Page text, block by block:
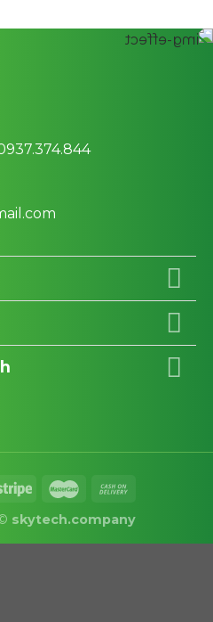
skytech.company